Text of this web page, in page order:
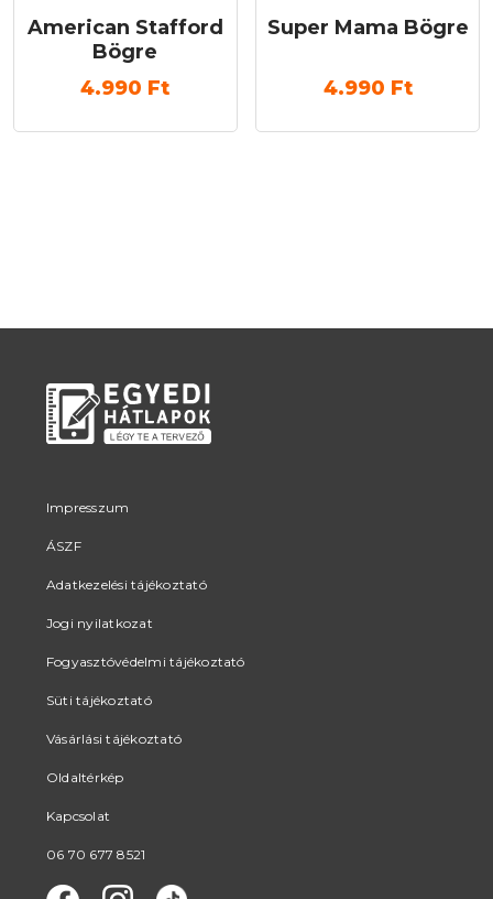
American Stafford
Bögre
4.990 Ft
Super Mama Bögre
4.990 Ft
Impresszum
ÁSZF
Adatkezelési tájékoztató
Jogi nyilatkozat
Fogyasztóvédelmi tájékoztató
Süti tájékoztató
Vásárlási tájékoztató
Oldaltérkép
Kapcsolat
06 70 677 8521